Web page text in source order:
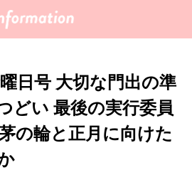
日号 大切な門出の準
どい 最後の実行委員
の輪と正月に向けた